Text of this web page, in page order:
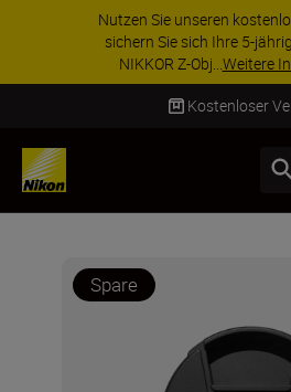
Nutzen Sie unseren
sichern Sie sich Ihre 5-
NIKKOR Z-Obj...Weitere
Kostenloser
Spare